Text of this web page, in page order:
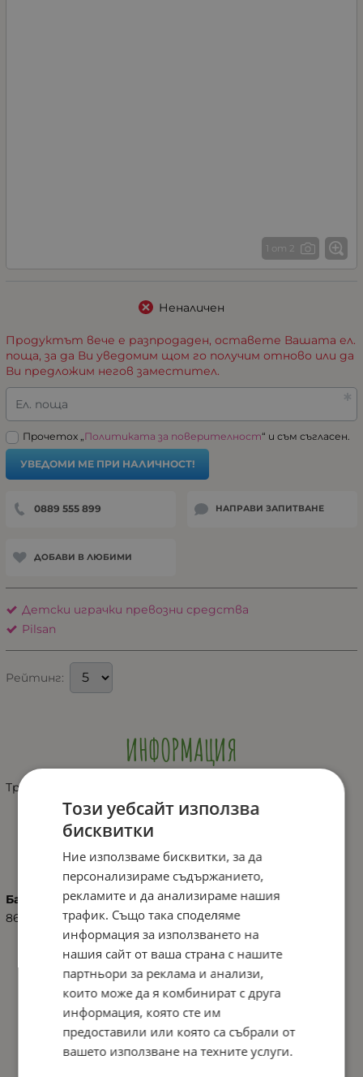
1 от 2
Неналичен
Продуктът вече е разпродаден, оставете Вашата ел.
поща, за да Ви уведомим щом го получим отново или да
Ви предложим негов заместител.
Ел. поща
Прочетох „ Политиката за поверителност“ и съм съгласен.
УВЕДОМИ МЕ ПРИ НАЛИЧНОСТ!
0889 555 899 НАПРАВИ ЗАПИТВАНЕ
ДОБАВИ В ЛЮБИМИ
Детски играчки превозни средства
Pilsan
Рейтинг:
ИНФОРМАЦИЯ
Трактор с ремарке и лопатки
ХАРАКТЕРИСТИКИ
Баркод (ISBN, UPC, др.)
8693461062124
Този уебсайт използва
бисквитки
Ние използваме бисквитки, за да
персонализираме съдържанието,
рекламите и да анализираме нашия
трафик. Също така споделяме
информация за използването на
нашия сайт от ваша страна с нашите
партньори за реклама и анализи,
които може да я комбинират с друга
информация, която сте им
предоставили или която са събрали от
вашето използване на техните услуги.